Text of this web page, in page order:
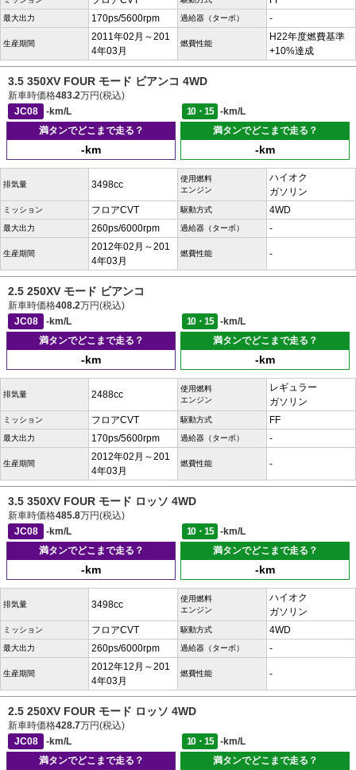
最大出力 170ps/5600rpm 過給器（ターボ） -
生産期間
2011年02月～201
4年03月
燃費性能
H22年度燃費基準
+10%達成
3.5 350XV FOUR モード ビアンコ 4WD
新車時価格483.2万円(税込)
JC08
-km/L 10・15
-km/L
満タンでどこまで走る？
-km
満タンでどこまで走る？
-km
排気量 3498cc
使用燃料
エンジン
ハイオク
ガソリン
ミッション フロアCVT 駆動方式 4WD
最大出力 260ps/6000rpm 過給器（ターボ） -
生産期間
2012年02月～201
4年03月
燃費性能 -
2.5 250XV モード ビアンコ
新車時価格408.2万円(税込)
JC08
-km/L 10・15
-km/L
満タンでどこまで走る？
-km
満タンでどこまで走る？
-km
排気量 2488cc
使用燃料
エンジン
レギュラー
ガソリン
ミッション フロアCVT 駆動方式 FF
最大出力 170ps/5600rpm 過給器（ターボ） -
生産期間
2012年02月～201
4年03月
燃費性能 -
3.5 350XV FOUR モード ロッソ 4WD
新車時価格485.8万円(税込)
JC08
-km/L 10・15
-km/L
満タンでどこまで走る？
-km
満タンでどこまで走る？
-km
排気量 3498cc
使用燃料
エンジン
ハイオク
ガソリン
ミッション フロアCVT 駆動方式 4WD
最大出力 260ps/6000rpm 過給器（ターボ） -
生産期間
2012年12月～201
4年03月
燃費性能 -
2.5 250XV FOUR モード ロッソ 4WD
新車時価格428.7万円(税込)
JC08
-km/L 10・15
-km/L
満タンでどこまで走る？
満タンでどこまで走る？